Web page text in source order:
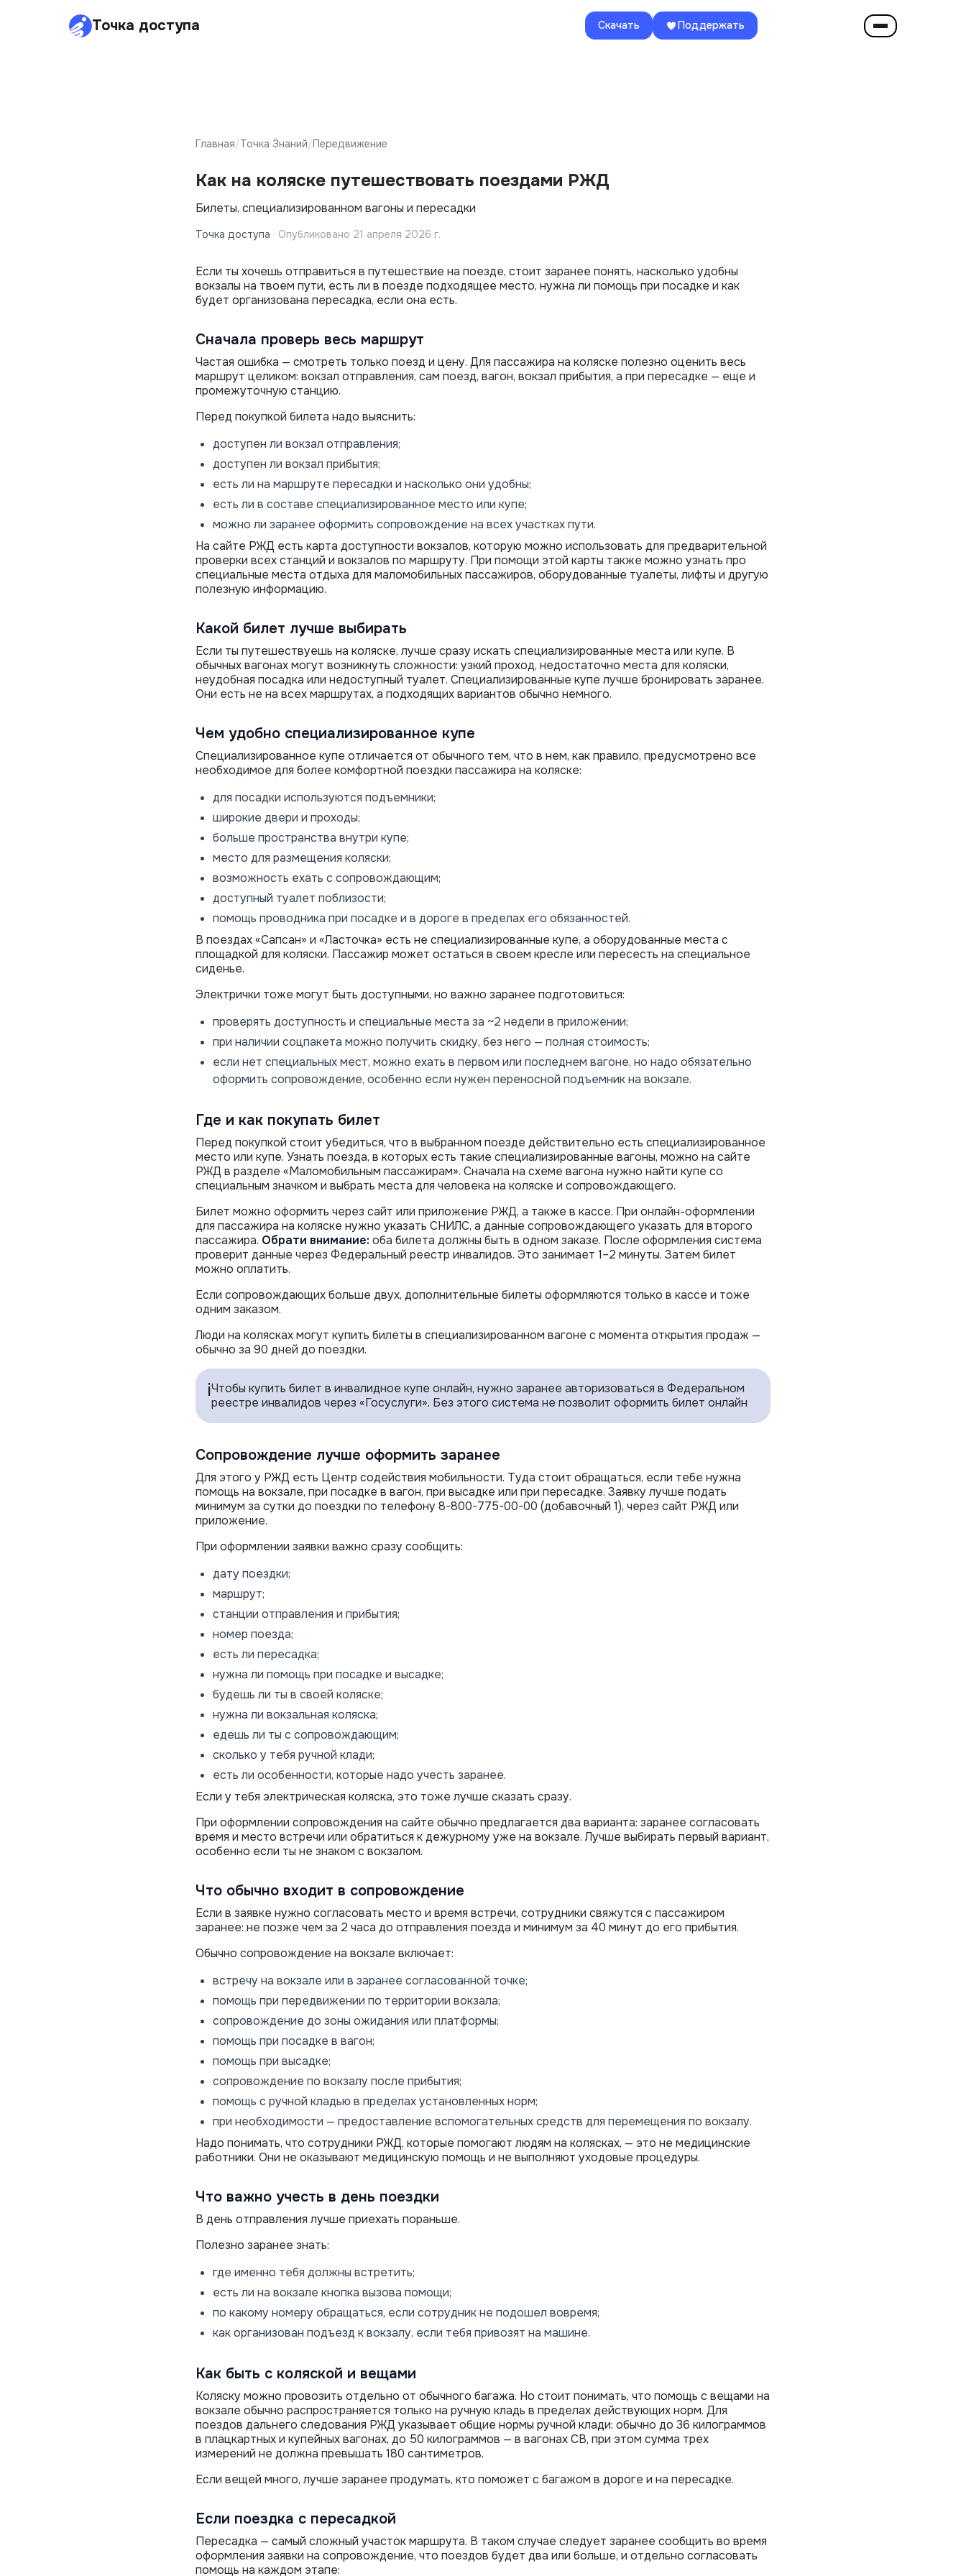
Точка доступа Скачать Поддержать
Главная/Точка Знаний/Передвижение
Как на коляске путешествовать поездами РЖД
Билеты, специализированном вагоны и пересадки
Точка доступа · Опубликовано 21 апреля 2026 г.
Если ты хочешь отправиться в путешествие на поезде, стоит заранее понять, насколько удобны
вокзалы на твоем пути, есть ли в поезде подходящее место, нужна ли помощь при посадке и как
будет организована пересадка, если она есть.
Сначала проверь весь маршрут
Частая ошибка — смотреть только поезд и цену. Для пассажира на коляске полезно оценить весь
маршрут целиком: вокзал отправления, сам поезд, вагон, вокзал прибытия, а при пересадке — еще и
промежуточную станцию.
Перед покупкой билета надо выяснить:
доступен ли вокзал отправления;
доступен ли вокзал прибытия;
есть ли на маршруте пересадки и насколько они удобны;
есть ли в составе специализированное место или купе;
можно ли заранее оформить сопровождение на всех участках пути.
На сайте РЖД есть карта доступности вокзалов, которую можно использовать для предварительной
проверки всех станций и вокзалов по маршруту. При помощи этой карты также можно узнать про
специальные места отдыха для маломобильных пассажиров, оборудованные туалеты, лифты и другую
полезную информацию.
Какой билет лучше выбирать
Если ты путешествуешь на коляске, лучше сразу искать специализированные места или купе. В
обычных вагонах могут возникнуть сложности: узкий проход, недостаточно места для коляски,
неудобная посадка или недоступный туалет. Специализированные купе лучше бронировать заранее.
Они есть не на всех маршрутах, а подходящих вариантов обычно немного.
Чем удобно специализированное купе
Специализированное купе отличается от обычного тем, что в нем, как правило, предусмотрено все
необходимое для более комфортной поездки пассажира на коляске:
для посадки используются подъемники;
широкие двери и проходы;
больше пространства внутри купе;
место для размещения коляски;
возможность ехать с сопровождающим;
доступный туалет поблизости;
помощь проводника при посадке и в дороге в пределах его обязанностей.
В поездах «Сапсан» и «Ласточка» есть не специализированные купе, а оборудованные места с
площадкой для коляски. Пассажир может остаться в своем кресле или пересесть на специальное
сиденье.
Электрички тоже могут быть доступными, но важно заранее подготовиться:
проверять доступность и специальные места за ~2 недели в приложении;
при наличии соцпакета можно получить скидку, без него — полная стоимость;
если нет специальных мест, можно ехать в первом или последнем вагоне, но надо обязательно
оформить сопровождение, особенно если нужен переносной подъемник на вокзале.
Где и как покупать билет
Перед покупкой стоит убедиться, что в выбранном поезде действительно есть специализированное
место или купе. Узнать поезда, в которых есть такие специализированные вагоны, можно на сайте
РЖД в разделе «Маломобильным пассажирам». Сначала на схеме вагона нужно найти купе со
специальным значком и выбрать места для человека на коляске и сопровождающего.
Билет можно оформить через сайт или приложение РЖД, а также в кассе. При онлайн-оформлении
для пассажира на коляске нужно указать СНИЛС, а данные сопровождающего указать для второго
пассажира. Обрати внимание: оба билета должны быть в одном заказе. После оформления система
проверит данные через Федеральный реестр инвалидов. Это занимает 1–2 минуты. Затем билет
можно оплатить.
Если сопровождающих больше двух, дополнительные билеты оформляются только в кассе и тоже
одним заказом.
Люди на колясках могут купить билеты в специализированном вагоне с момента открытия продаж —
обычно за 90 дней до поездки.
ℹ️Чтобы купить билет в инвалидное купе онлайн, нужно заранее авторизоваться в Федеральном
реестре инвалидов через «Госуслуги». Без этого система не позволит оформить билет онлайн
Сопровождение лучше оформить заранее
Для этого у РЖД есть Центр содействия мобильности. Туда стоит обращаться, если тебе нужна
помощь на вокзале, при посадке в вагон, при высадке или при пересадке. Заявку лучше подать
минимум за сутки до поездки по телефону 8-800-775-00-00 (добавочный 1), через сайт РЖД или
приложение.
При оформлении заявки важно сразу сообщить:
дату поездки;
маршрут;
станции отправления и прибытия;
номер поезда;
есть ли пересадка;
нужна ли помощь при посадке и высадке;
будешь ли ты в своей коляске;
нужна ли вокзальная коляска;
едешь ли ты с сопровождающим;
сколько у тебя ручной клади;
есть ли особенности, которые надо учесть заранее.
Если у тебя электрическая коляска, это тоже лучше сказать сразу.
При оформлении сопровождения на сайте обычно предлагается два варианта: заранее согласовать
время и место встречи или обратиться к дежурному уже на вокзале. Лучше выбирать первый вариант,
особенно если ты не знаком с вокзалом.
Что обычно входит в сопровождение
Если в заявке нужно согласовать место и время встречи, сотрудники свяжутся с пассажиром
заранее: не позже чем за 2 часа до отправления поезда и минимум за 40 минут до его прибытия.
Обычно сопровождение на вокзале включает:
встречу на вокзале или в заранее согласованной точке;
помощь при передвижении по территории вокзала;
сопровождение до зоны ожидания или платформы;
помощь при посадке в вагон;
помощь при высадке;
сопровождение по вокзалу после прибытия;
помощь с ручной кладью в пределах установленных норм;
при необходимости — предоставление вспомогательных средств для перемещения по вокзалу.
Надо понимать, что сотрудники РЖД, которые помогают людям на колясках, — это не медицинские
работники. Они не оказывают медицинскую помощь и не выполняют уходовые процедуры.
Что важно учесть в день поездки
В день отправления лучше приехать пораньше.
Полезно заранее знать:
где именно тебя должны встретить;
есть ли на вокзале кнопка вызова помощи;
по какому номеру обращаться, если сотрудник не подошел вовремя;
как организован подъезд к вокзалу, если тебя привозят на машине.
Как быть с коляской и вещами
Коляску можно провозить отдельно от обычного багажа. Но стоит понимать, что помощь с вещами на
вокзале обычно распространяется только на ручную кладь в пределах действующих норм. Для
поездов дальнего следования РЖД указывает общие нормы ручной клади: обычно до 36 килограммов
в плацкартных и купейных вагонах, до 50 килограммов — в вагонах СВ, при этом сумма трех
измерений не должна превышать 180 сантиметров.
Если вещей много, лучше заранее продумать, кто поможет с багажом в дороге и на пересадке.
Если поездка с пересадкой
Пересадка — самый сложный участок маршрута. В таком случае следует заранее сообщить во время
оформления заявки на сопровождение, что поездов будет два или больше, и отдельно согласовать
помощь на каждом этапе: